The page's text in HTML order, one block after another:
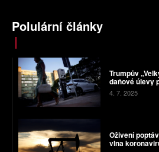
Polulární články
Trumpův
daňové úlevy
4. 7. 2025
Oživení
vlna